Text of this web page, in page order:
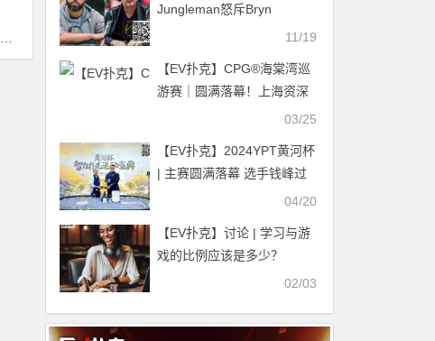
Jungleman怒斥Bryn
Kenney对Phil Hellmuth的无
11/19
【EV扑克】CPG®海棠湾巡
游赛｜圆满落幕！上海资深
选手陆振华不负众望，夺下
03/25
【EV扑克】2024YPT黄河杯
| 主赛圆满落幕 选手钱峰过
山车式跑码击败陈红国斩获
04/20
【EV扑克】讨论 | 学习与游
戏的比例应该是多少？
02/03